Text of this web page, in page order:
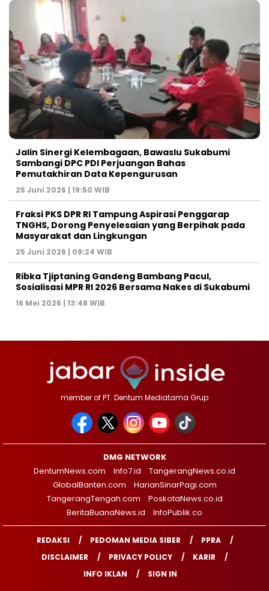
Jalin Sinergi Kelembagaan, Bawaslu Sukabumi
Sambangi DPC PDI Perjuangan Bahas
Pemutakhiran Data Kepengurusan
25 Juni 2026 | 19:50 WIB
‎Fraksi PKS DPR RI Tampung Aspirasi Penggarap
TNGHS, Dorong Penyelesaian yang Berpihak pada
Masyarakat dan Lingkungan‎
25 Juni 2026 | 09:24 WIB
Ribka Tjiptaning Gandeng Bambang Pacul,
Sosialisasi MPR RI 2026 Bersama Nakes di Sukabumi
16 Mei 2026 | 13:48 WIB
member of PT. Dentum Mediatama Grup
DMG NETWORK
DentumNews.com
Info7.id
TangerangNews.co.id
GlobalBanten.com
HarianSinarPagi.com
TangerangTengah.com
PoskotaNews.co.id
BeritaBuanaNews.id
InfoPublik.co
REDAKSI PEDOMAN MEDIA SIBER
PPRA
DISCLAIMER
PRIVACY POLICY
KARIR
INFO IKLAN
SIGN IN